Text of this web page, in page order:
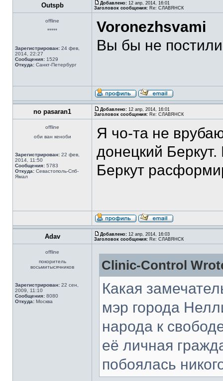
Outspb Добавлено: 12 апр, 2014, 16:01
Заголовок сообщения: Re: СЛАВЯНСК
offline
*****
Зарегистрирован: 24 фев,
2014, 22:27
Сообщения: 1529
Откуда: Санкт-Петербург
Voronezhsvami
Вы бы не
no pasaran1 Добавлено: 12 апр, 2014, 16:01
Заголовок сообщения: Re: СЛАВЯНСК
offline
оби ван кеноби
Зарегистрирован: 22 фев,
2014, 11:50
Сообщения: 5783
Откуда: Севастополь-Спб-
Ямал
Я чо-та не
донецкий Беркут.
Беркут
Adav Добавлено: 12 апр, 2014, 16:03
Заголовок сообщения: Re: СЛАВЯНСК
offline
покоритель
восьмитысячников
Зарегистрирован: 22 сен,
2009, 11:10
Сообщения: 8080
Откуда: Москва
Clinic-Control
Какая
мэр города
народа к
её личная
побоялась